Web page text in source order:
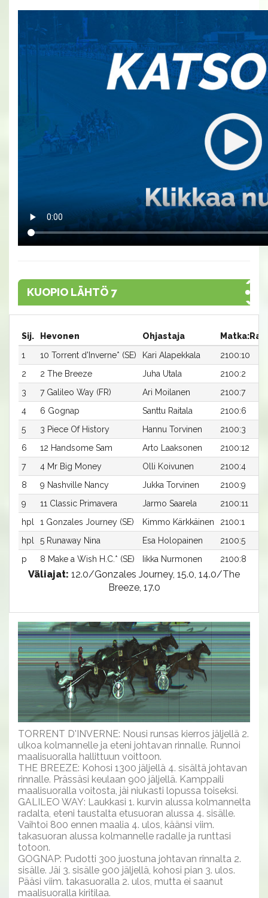
KUOPIO LÄHTÖ 7
Sij. Hevonen Ohjastaja
1
10 Torrent d'Inverne* (SE) Kari Alapekkala
2100:10
2
2 The Breeze Juha Utala
2100:2
3
7 Galileo Way (FR) Ari Moilanen
2100:7
4
6 Gognap Santtu Raitala
2100:6
5
3 Piece Of History Hannu Torvinen
2100:3
6
12 Handsome Sam Arto Laaksonen
2100:12
7
4 Mr Big Money Olli Koivunen
2100:4
8
9 Nashville Nancy Jukka Torvinen
2100:9
9
11 Classic Primavera Jarmo Saarela
2100:11
hpl
1 Gonzales Journey (SE) Kimmo Kärkkäinen
2100:1
hpl
5 Runaway Nina Esa Holopainen
2100:5
p
8 Make a Wish H.C.* (SE) Iikka Nurmonen 2100:8
Väliajat: 12.0/Gonzales Journey, 15.0, 14.0/The
Breeze, 17.0
TORRENT D'INVERNE: Nousi runsas kierros jäljellä 2.
ulkoa kolmannelle ja eteni johtavan rinnalle. Runnoi
maalisuoralla hallittuun voittoon.
THE BREEZE: Kohosi 1300 jäljellä 4. sisältä johtavan
rinnalle. Prässäsi keulaan 900 jäljellä. Kamppaili
maalisuoralla voitosta, jäi niukasti lopussa toiseksi.
GALILEO WAY: Laukkasi 1. kurvin alussa kolmannelta
radalta, eteni taustalta etusuoran alussa 4. sisälle.
Vaihtoi 800 ennen maalia 4. ulos, käänsi viim.
takasuoran alussa kolmannelle radalle ja runttasi
totoon.
GOGNAP: Pudotti 300 juostuna johtavan rinnalta 2.
sisälle. Jäi 3. sisälle 900 jäljellä, kohosi pian 3. ulos.
Pääsi viim. takasuoralla 2. ulos, mutta ei saanut
maalisuoralla kiritilaa.